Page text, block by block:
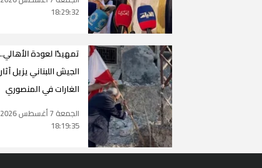
18:29:32
تمهيدًا لعودة الأهالي..
الجيش اللبناني يزيل آثار
الغارات في المنصوري
الجمعة 7 أغسطس 2026
18:19:35